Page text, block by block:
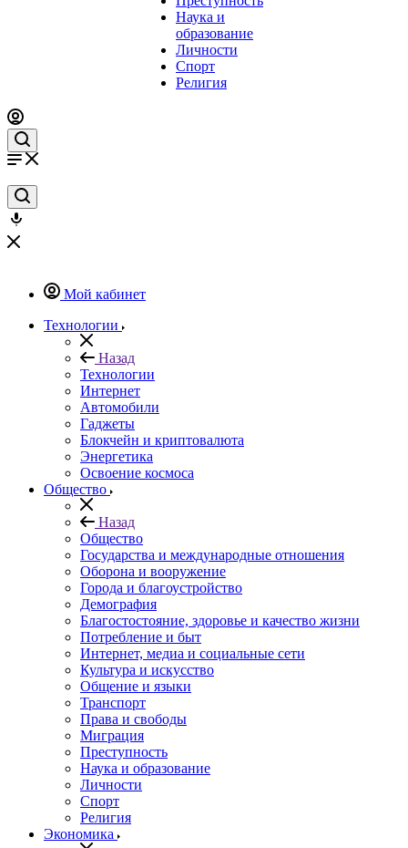
Наука и
образование
Личности
Спорт
Религия
Мой кабинет
Технологии
Назад
Технологии
Интернет
Автомобили
Гаджеты
Блокчейн и криптовалюта
Энергетика
Освоение космоса
Общество
Назад
Общество
Государства и международные отношения
Оборона и вооружение
Города и благоустройство
Демография
Благостостояние, здоровье и качество жизни
Потребление и быт
Интернет, медиа и социальные сети
Культура и искусство
Общение и языки
Транспорт
Права и свободы
Миграция
Преступность
Наука и образование
Личности
Спорт
Религия
Экономика